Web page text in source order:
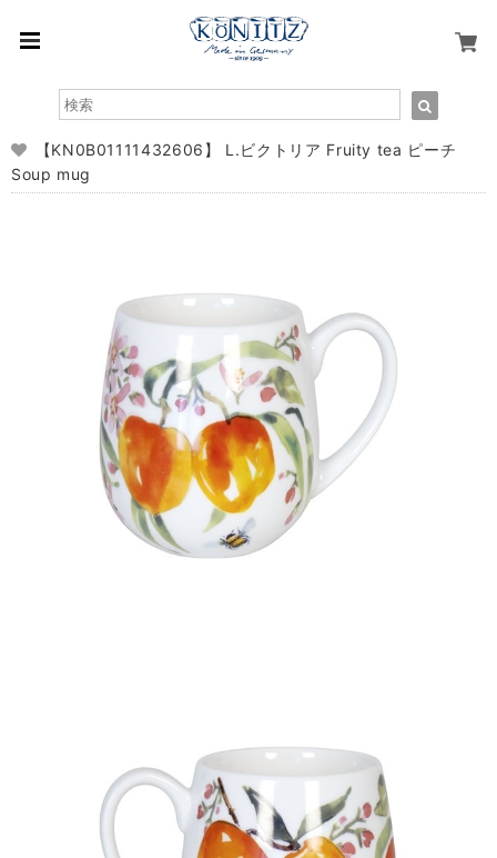
【KN0B01111432606】 L.ビクトリア Fruity tea ピーチ
Soup mug